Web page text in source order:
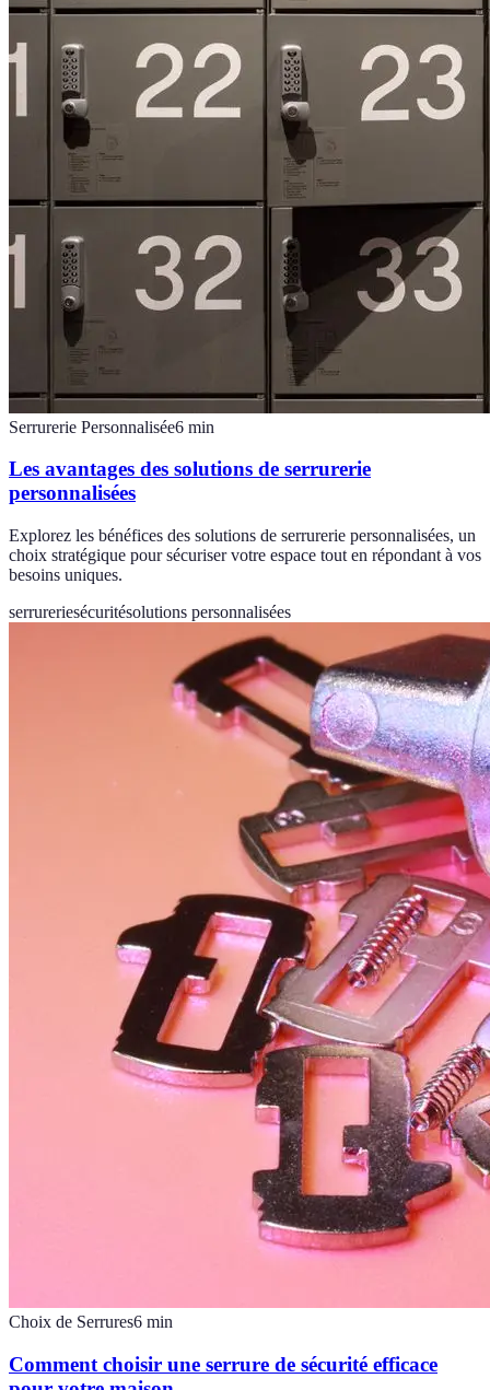
Serrurerie Personnalisée6 min
Les avantages des solutions de serrurerie
personnalisées
Explorez les bénéfices des solutions de serrurerie personnalisées, un
choix stratégique pour sécuriser votre espace tout en répondant à vos
besoins uniques.
serrureriesécuritésolutions personnalisées
Choix de Serrures6 min
Comment choisir une serrure de sécurité efficace